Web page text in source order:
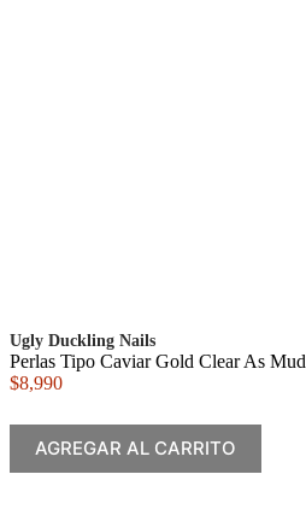
Ugly Duckling Nails
Perlas Tipo Caviar Gold Clear As Mud
$8,990
AGREGAR AL CARRITO